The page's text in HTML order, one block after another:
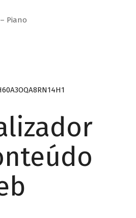
Piano